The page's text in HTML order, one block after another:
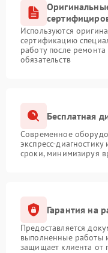
Используются
сертификацию
работу после
обязательств
Бесплатная
Современное
экспресс-
сроки, минимизируя
Гарантия на
Предоставляется
выполненные работы
защищает клиента от